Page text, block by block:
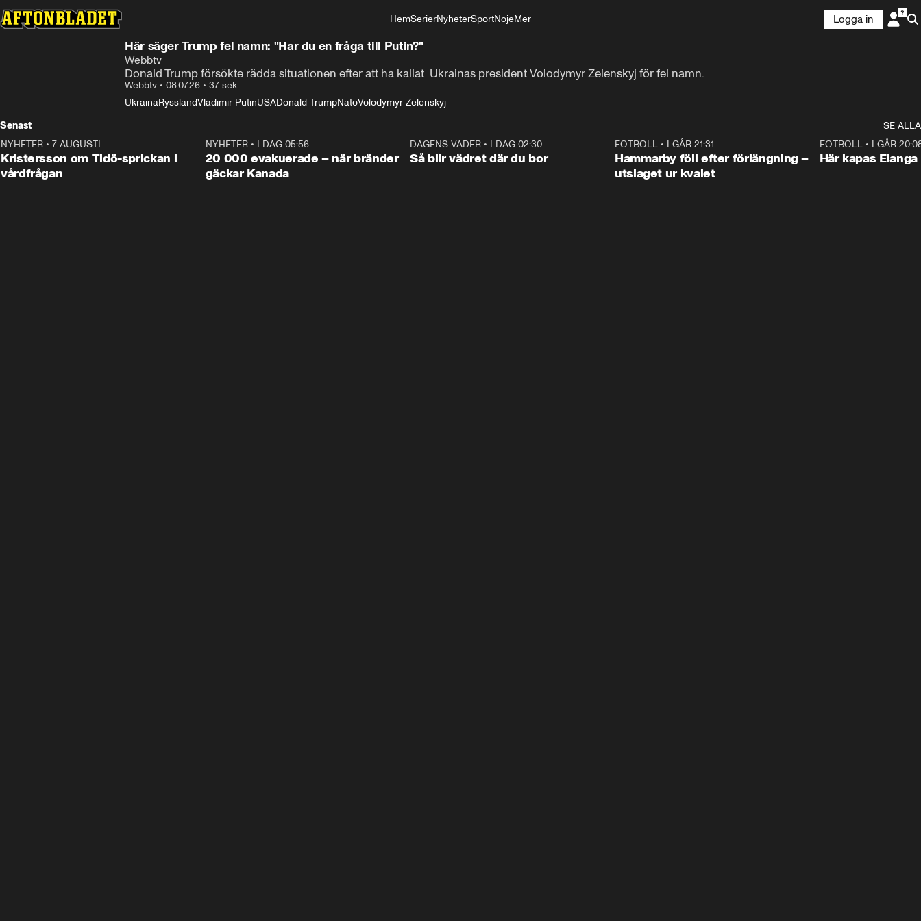
HemSerierNyheterSportNöjeMer
Logga in
Här säger Trump fel namn: "Har du en fråga till Putin?"
Webbtv
Donald Trump försökte rädda situationen efter att ha kallat  Ukrainas president Volodymyr Zelenskyj för fel namn.
Webbtv • 08.07.26 • 37 sek
UkrainaRysslandVladimir PutinUSADonald TrumpNatoVolodymyr Zelenskyj
Senast
SE ALLA
NYHETER • 7 AUGUSTI
Kristersson om Tidö-sprickan i
vårdfrågan
NYHETER• I DAG 05:56
20 000 evakuerade – när bränder
gäckar Kanada
DAGENS VÄDER • I DAG 02:30
Så blir vädret där du bor
FOTBOLL• I GÅR 21:31
Hammarby föll efter förlängning –
utslaget ur kvalet
FOTBOLL• I GÅR
Här kapas